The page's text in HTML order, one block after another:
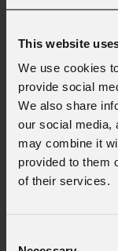
This website
We use cookies
provide social
We also share
our social media,
may combine it
provided to them
of their services.